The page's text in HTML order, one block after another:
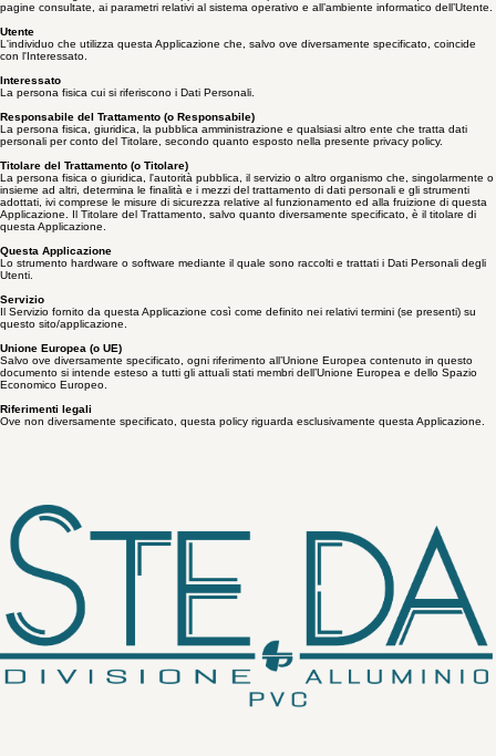
caratteristiche del browser e del sistema operativo utilizzati dal visitatore, le varie connotazioni
temporali della visita (ad esempio il tempo di permanenza su ciascuna pagina) e i dettagli relativi
all’itinerario seguito all’interno dell’Applicazione, con particolare riferimento alla sequenza delle
pagine consultate, ai parametri relativi al sistema operativo e all’ambiente informatico dell’Utente.
L'individuo che utilizza questa Applicazione che, salvo ove diversamente specificato, coincide
con l'Interessato.
Interessato
La persona fisica cui si riferiscono i Dati Personali.
Responsabile del Trattamento (o Responsabile)
La persona fisica, giuridica, la pubblica amministrazione e qualsiasi altro ente che tratta dati
personali per conto del Titolare, secondo quanto esposto nella presente privacy policy.
Titolare del Trattamento (o Titolare)
La persona fisica o giuridica, l'autorità pubblica, il servizio o altro organismo che, singolarmente o
insieme ad altri, determina le finalità e i mezzi del trattamento di dati personali e gli strumenti
adottati, ivi comprese le misure di sicurezza relative al funzionamento ed alla fruizione di questa
Applicazione. Il Titolare del Trattamento, salvo quanto diversamente specificato, è il titolare di
questa Applicazione.
Lo strumento hardware o software mediante il quale sono raccolti e trattati i Dati Personali degli
Utenti.
Servizio
Il Servizio fornito da questa Applicazione così come definito nei relativi termini (se presenti) su
questo sito/applicazione.
Unione Europea (o UE)
Salvo ove diversamente specificato, ogni riferimento all’Unione Europea contenuto in questo
documento si intende esteso a tutti gli attuali stati membri dell’Unione Europea e dello Spazio
Economico Europeo.